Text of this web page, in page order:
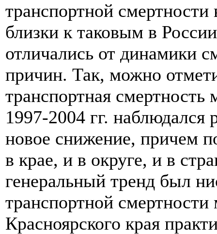
транспортной
близки к таковым в
отличались от динамики
причин. Так, можно
транспортная
1997-2004 гг. наблюдался
новое снижение, причем
в крае, и в округе, и в
генеральный тренд был
транспортной
Красноярского края